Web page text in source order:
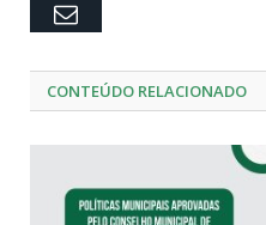
Email
CONTEÚDO RELACIONADO